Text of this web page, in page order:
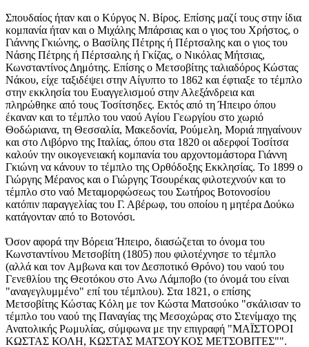
Σπουδαίος ήταν και ο Κύργος Ν. Βίρος. Επίσης μαζί τους στην ίδια
κομπανία ήταν και ο Μιχάλης Μπάρσιας και ο γιος του Χρήστος, ο
Γιάννης Γκιώνης, ο Βασίλης Πέτρης ή Πέρτσαλης και ο γιος του
Νάσης Πέτρης ή Πέρτσαλης ή Γκίζας, ο Νικόλας Μήτσιας,
Κωνσταντίνος Δημότης. Επίσης ο Μετσοβίτης ταλιαδόρος Κώστας
Νάκου, είχε ταξιδέψει στην Αίγυπτο το 1862 και έφτιαξε το τέμπλο
στην εκκλησία του Ευαγγελισμού στην Αλεξάνδρεια και
πληρώθηκε από τους Τοσίτσηδες. Εκτός από τη Ήπειρο όπου
έκαναν και το τέμπλο του ναού Αγίου Γεωργίου στο χωριό
Θοδώριανα, τη Θεσσαλία, Μακεδονία, Ρούμελη, Μοριά πηγαίνουν
και στο Λιβόρνο της Ιταλίας, όπου στα 1820 οι αδερφοί Τοσίτσα
καλούν την οικογενειακή κομπανία του αρχοντομάστορα Γιάννη
Γκιώνη να κάνουν το τέμπλο της Ορθόδοξης Εκκλησίας. Το 1899 ο
Γιώργης Μέρανος και ο Γιώργης Τσουρέκας φιλοτεχνούν και το
τέμπλο στο ναό Μεταμορφώσεως του Σωτήρος Βοτονοσίου
κατόπιν παραγγελίας του Γ. Αβέρωφ, του οποίου η μητέρα Δούκω
κατάγονταν από το Βοτονόσι.
Όσον αφορά την Βόρεια Ήπειρο, διασώζεται το όνομα του
Κωνσταντίνου Μετσοβίτη (1805) που φιλοτέχνησε το τέμπλο
(αλλά και τον Aμβωνα και τον Δεσποτικό Θρόνο) του ναού του
Γενεθλίου της Θεοτόκου στο Aνω Λάμποβο (το όνομά του είναι
"αναγεγλυμμένο" επί του τέμπλου). Στα 1821, ο επίσης
Μετσοβίτης Κώστας Κόλη με τον Κώστα Ματσούκο "σκάλισαν το
τέμπλο του ναού της Παναγίας της Μεσοχώρας στο Στενίμαχο της
Ανατολικής Ρωμυλίας, σύμφωνα με την επιγραφή "ΜΑΪΣΤΟΡΟΙ
ΚΩΣΤΑΣ ΚΟΛΗ, ΚΩΣΤΑΣ ΜΑΤΣΟΥΚΟΣ ΜΕΤΣΟΒΙΤΕΣ"".